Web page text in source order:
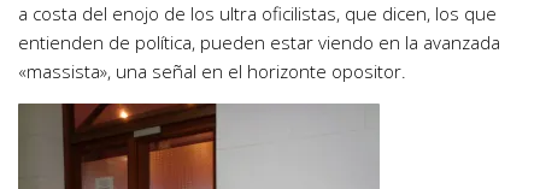
a costa del enojo de los ultra oficilistas, que dicen, los que
entienden de política, pueden estar viendo en la avanzada
«massista», una señal en el horizonte opositor.